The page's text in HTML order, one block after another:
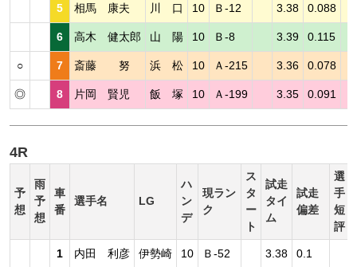
5 相馬 康夫 川 口 10 Ｂ-12 3.38 0.088
6 高木 健太郎 山 陽 10 Ｂ-8 3.39 0.115
○ 7 斎藤 努 浜 松 10 Ａ-215 3.36 0.078
◎ 8 片岡 賢児 飯 塚 10 Ａ-199 3.35 0.091
4R
予
想
雨
予
想
車
番
選手名 LG
ハ
ン
デ
現ラン
ク
ス
タ
ー
ト
試走
タイ
ム
試走
偏差
選
手
短
評
1 内田 利彦 伊勢崎 10 Ｂ-52 3.38 0.1